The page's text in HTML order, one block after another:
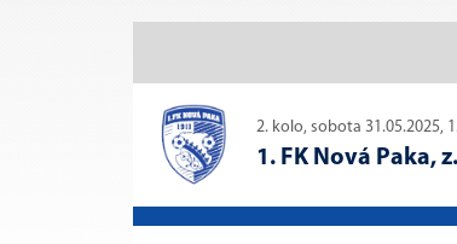
2. kolo, sobota 31.05.2025,
1. FK Nová Paka,